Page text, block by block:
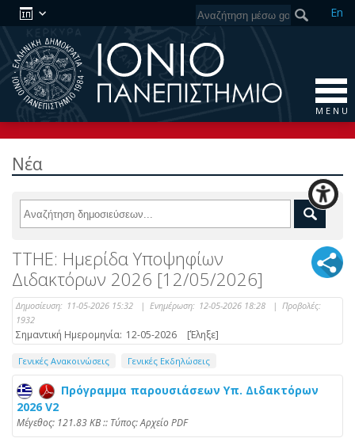
En
M E N U
Νέα
ΤΤΗΕ: Ημερίδα Υποψηφίων
Διδακτόρων 2026 [12/05/2026]
Δημοσίευση: 11-05-2026 15:32 | Ενημέρωση: 12-05-2026 18:28 | Προβολές:
1932
Σημαντική Ημερομηνία: 12-05-2026 [Έληξε]
Γενικές Ανακοινώσεις Γενικές Εκδηλώσεις
Πρόγραμμα παρουσιάσεων Υπ. Διδακτόρων
2026 V2
Mέγεθος: 121.83 KB :: Τύπος: Αρχείο PDF